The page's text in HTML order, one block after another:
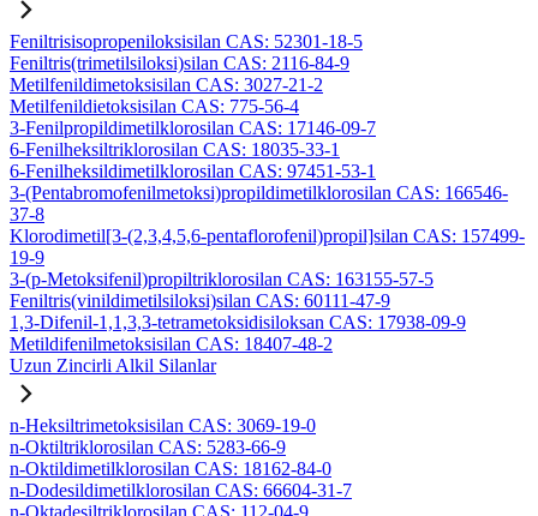
Feniltrisisopropeniloksisilan CAS: 52301-18-5
Feniltris(trimetilsiloksi)silan CAS: 2116-84-9
Metilfenildimetoksisilan CAS: 3027-21-2
Metilfenildietoksisilan CAS: 775-56-4
3-Fenilpropildimetilklorosilan CAS: 17146-09-7
6-Fenilheksiltriklorosilan CAS: 18035-33-1
6-Fenilheksildimetilklorosilan CAS: 97451-53-1
3-(Pentabromofenilmetoksi)propildimetilklorosilan CAS: 166546-
37-8
Klorodimetil[3-(2,3,4,5,6-pentaflorofenil)propil]silan CAS: 157499-
19-9
3-(p-Metoksifenil)propiltriklorosilan CAS: 163155-57-5
Feniltris(vinildimetilsiloksi)silan CAS: 60111-47-9
1,3-Difenil-1,1,3,3-tetrametoksidisiloksan CAS: 17938-09-9
Metildifenilmetoksisilan CAS: 18407-48-2
Uzun Zincirli Alkil Silanlar
n-Heksiltrimetoksisilan CAS: 3069-19-0
n-Oktiltriklorosilan CAS: 5283-66-9
n-Oktildimetilklorosilan CAS: 18162-84-0
n-Dodesildimetilklorosilan CAS: 66604-31-7
n-Oktadesiltriklorosilan CAS: 112-04-9